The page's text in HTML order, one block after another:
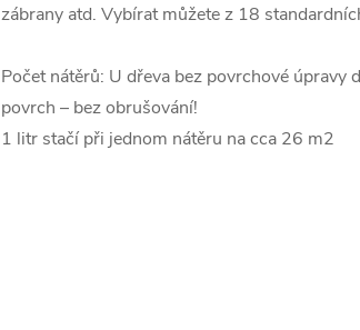
zábrany atd. Vybírat můžete z 18
Počet nátěrů: U dřeva bez povrchové úpravy
povrch – bez obrušování!
1 litr stačí při jednom nátěru na cca 26 m2